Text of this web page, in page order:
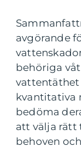
avgörande
behöriga
vattentäthet
kvantitativa
bedöma
att välja rätt
behoven